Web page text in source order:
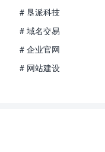
# 垦派科技
# 域名交易
# 企业官网
# 网站建设